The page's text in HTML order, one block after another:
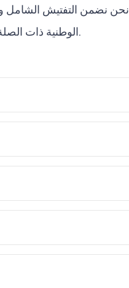
نحن نضمن التفتيش الشامل
الوطنية ذات الصلة.